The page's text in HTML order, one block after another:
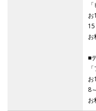
投資家の皆様
IRライブラ
よくあるご質問
お
お
■
お
8
お